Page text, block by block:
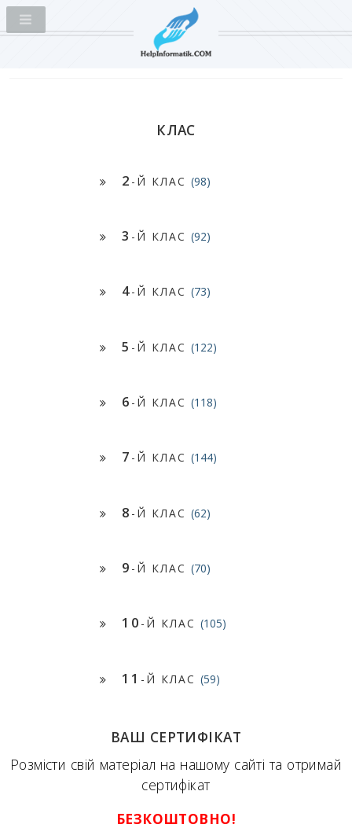
КЛАС
2 -Й КЛАС (98)
3 -Й КЛАС (92)
4-Й КЛАС (73)
5 -Й КЛАС (122)
6 -Й КЛАС (118)
7 -Й КЛАС (144)
8 -Й КЛАС (62)
9 -Й КЛАС (70)
10 -Й КЛАС (105)
11 -Й КЛАС (59)
ВАШ СЕРТИФІКАТ
Розмісти свій матеріал на нашому сайті та отримай
сертифікат
БЕЗКОШТОВНО!